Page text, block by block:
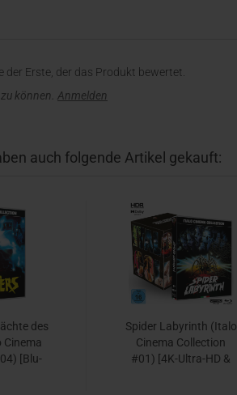
der Erste, der das Produkt bewertet.
können. Anmelden
auch folgende Artikel gekauft:
des
Cinema
[Blu-
Spider Labyrinth (Italo
Cinema Collection
#01) [4K-Ultra-HD &